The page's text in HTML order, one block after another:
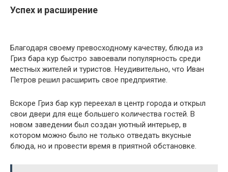
Успех и расширение
Благодаря своему превосходному качеству, блюда из
Гриз бара кур быстро завоевали популярность среди
местных жителей и туристов. Неудивительно, что Иван
Петров решил расширить свое предприятие.
Вскоре Гриз бар кур переехал в центр города и открыл
свои двери для еще большего количества гостей. В
новом заведении был создан уютный интерьер, в
котором можно было не только отведать вкусные
блюда, но и провести время в приятной обстановке.